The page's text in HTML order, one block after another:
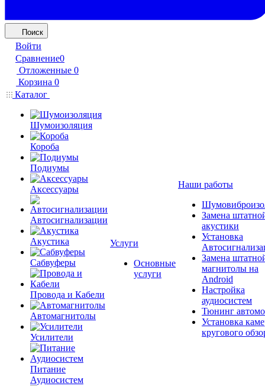
Поиск
Войти
Сравнение0
Отложенные 0
Корзина 0
Каталог
Шумоизоляция
Короба
Подиумы
Аксессуары
Автосигнализации
Акустика
Сабвуферы
Провода и Кабели
Автомагнитолы
Усилители
Питание
Аудиосистем
Услуги
Основные
услуги
Наши работы
Замена
акустики
Установка
Замена
магнитолы на
Android
Настройка
аудиосистем
Тюнинг
Установка
кругового